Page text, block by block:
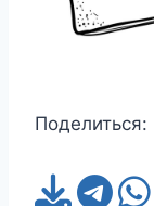
Поделиться: